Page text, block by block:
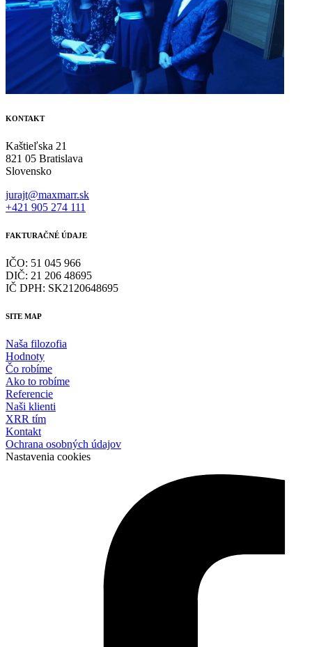
KONTAKT
Kaštieľska 21
821 05 Bratislava
Slovensko
jurajt@maxmarr.sk
+421 905 274 111
FAKTURAČNÉ ÚDAJE
IČO: 51 045 966
DIČ: 21 206 48695
IČ DPH: SK2120648695
SITE MAP
Naša filozofia
Hodnoty
Čo robíme
Ako to robíme
Referencie
Naši klienti
XRR tím
Kontakt
Ochrana osobných údajov
Nastavenia cookies